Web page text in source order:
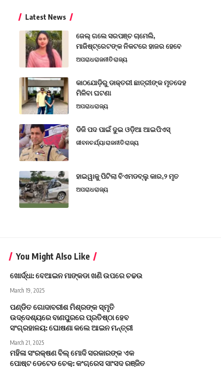
Latest News
ଜେଲ୍ ଗଲେ ସରପଞ୍ଚ ଚାମେଲି,
ମାଜିଷ୍ଟ୍ରେଟଙ୍କ ନିକଟରେ ହାଜର ହେବେ
ଅପରାଧରାଜନୀତିରାଜ୍ୟ
କାଠଯୋଡ଼ିରୁ ଡାକ୍ତରୀ ଛାତ୍ରୀଙ୍କ ମୃତଦେହ
ମିଳିବା ଘଟଣା
ଅପରାଧରାଜ୍ୟ
ଡିଜି ପଦ ପାଇଁ ଦୁଇ ଓଡ଼ିଆ ଆଇପିଏସ୍
ଜୀବନଚର୍ଯ୍ୟାରାଜନୀତିରାଜ୍ୟ
ହାଇୱାକୁ ପିଟିଲା ବିଏମଡବ୍ଲୁ କାର,୨ ମୃତ
ଅପରାଧରାଜ୍ୟ
You Might Also Like
ଖୋର୍ଦ୍ଧା: ବେଆଇନ ମାଙ୍କଡା ଖଣି ଉପରେ ଚଢଉ
March 19, 2025
ପଣ୍ଡିତ ଗୋଦାବରୀଶ ମିଶ୍ରଙ୍କ ସ୍ମୃତି
ଉଦ୍ଦେଶ୍ୟରେ ବାଣପୁରରେ ପ୍ରତିଷ୍ଠା ହେବ
ସଂଗ୍ରହାଳୟ: ଘୋଷଣା କଲେ ଆଇନ ମନ୍ତ୍ରୀ
March 21, 2025
ମହିଳା ସଂରକ୍ଷଣ ବିଲ୍ ମୋଦି ସରକାରଙ୍କ ଏକ
ପୋଷ୍ଟ ଡେଟେଡ ଚେକ୍: କଂଗ୍ରେସ ସାଂସଦ ରଞ୍ଜିତ